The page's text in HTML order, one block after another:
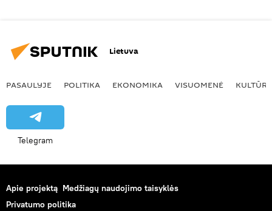
Lietuva
PASAULYJE POLITIKA EKONOMIKA VISUOMENĖ KULTŪRA
Telegram
Apie projektą Medžiagų naudojimo taisyklės
Privatumo politika